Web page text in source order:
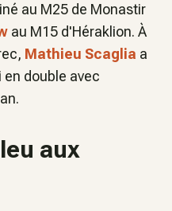
au M25 de Monastir
au M15 d'Héraklion. À
Mathieu Scaglia a
double avec
aux